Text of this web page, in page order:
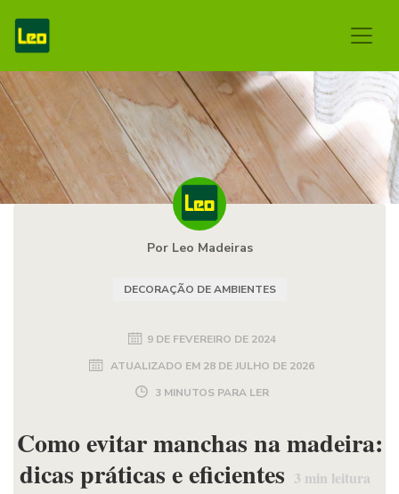
Por Leo Madeiras
DECORAÇÃO DE AMBIENTES
9 DE FEVEREIRO DE 2024
ATUALIZADO EM 28 DE JULHO DE 2026
3 MINUTOS PARA LER
Como evitar manchas na madeira:
dicas práticas e eficientes 3 min leitura